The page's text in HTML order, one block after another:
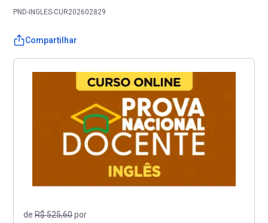
PND-INGLES-CUR202602829
Compartilhar
deR$ 525,60por